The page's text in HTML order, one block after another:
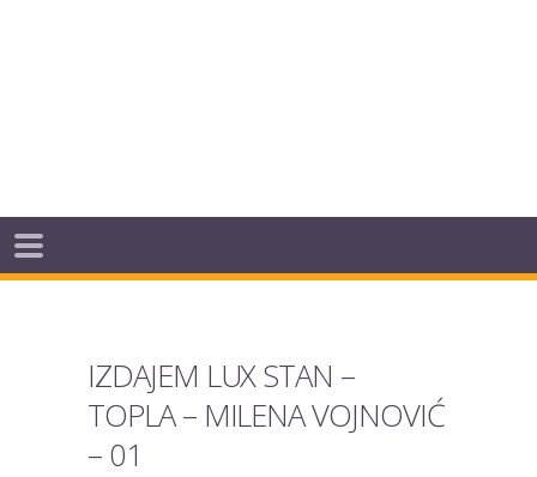
IZDAJEM LUX STAN –
TOPLA – MILENA VOJNOVIĆ
– 01